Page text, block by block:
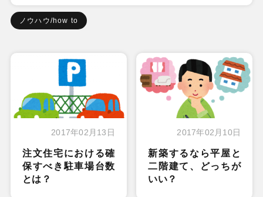
ノウハウ/how to
2017年02月13日
注文住宅における確
保すべき駐車場台数
とは？
2017年02月10日
新築するなら平屋と
二階建て、どっちが
いい？